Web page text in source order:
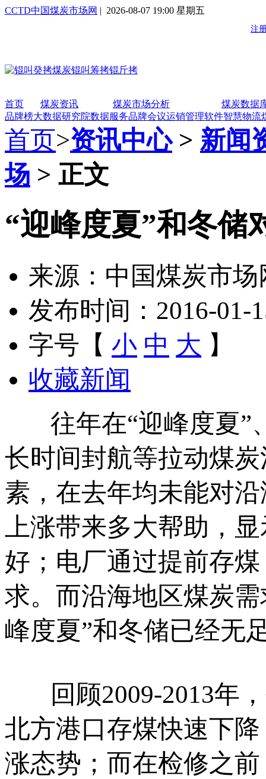
CCTD中国煤炭市场网 | 2026-08-07 19:00 星期五
首页 煤炭资讯 煤炭市场分析
煤炭数据
品牌榜大数据研究院数据服务品牌会议运销管理软件智慧物流
首页>资讯中心> 新闻
场 > 正文
“迎峰度夏”和冬储
来源：中国煤炭市场
发布时间：2016-01-
字号【 小 中 大 】
收藏新闻
往年在“迎峰度夏”
长时间封航等拉动煤
素，在去年均未能对
上涨带来多大帮助，
好；电厂通过提前存
求。而沿海地区煤炭
峰度夏”和冬储已经无
回顾2009-2013年，
北方港口存煤快速下
涨态势；而在检修之